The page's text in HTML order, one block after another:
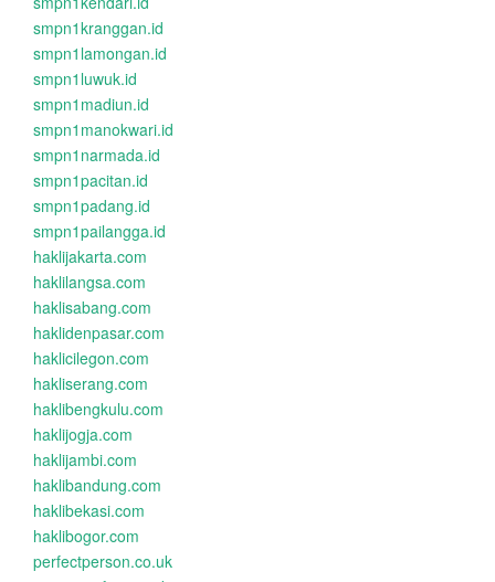
smpn1kranggan.id
smpn1lamongan.id
smpn1luwuk.id
smpn1madiun.id
smpn1manokwari.id
smpn1narmada.id
smpn1pacitan.id
smpn1padang.id
smpn1pailangga.id
haklijakarta.com
haklilangsa.com
haklisabang.com
haklidenpasar.com
haklicilegon.com
hakliserang.com
haklibengkulu.com
haklijogja.com
haklijambi.com
haklibandung.com
haklibekasi.com
haklibogor.com
perfectperson.co.uk